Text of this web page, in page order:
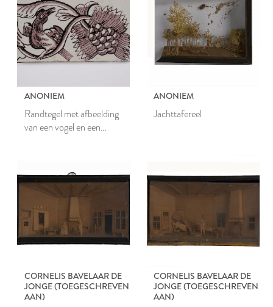
ANONIEM
Randtegel met afbeelding
van een vogel en een
ANONIEM
Jachttafereel
CORNELIS BAVELAAR DE
JONGE (TOEGESCHREVEN
AAN)
CORNELIS BAVELAAR DE
JONGE (TOEGESCHREVEN
AAN)